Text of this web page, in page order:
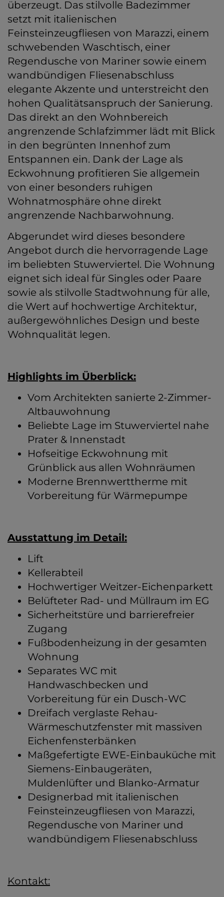
überzeugt. Das stilvolle Badezimmer
setzt mit italienischen
Feinsteinzeugfliesen von Marazzi, einem
schwebenden Waschtisch, einer
Regendusche von Mariner sowie einem
wandbündigen Fliesenabschluss
elegante Akzente und unterstreicht den
hohen Qualitätsanspruch der Sanierung.
Das direkt an den Wohnbereich
angrenzende Schlafzimmer lädt mit Blick
in den begrünten Innenhof zum
Entspannen ein. Dank der Lage als
Eckwohnung profitieren Sie allgemein
von einer besonders ruhigen
Wohnatmosphäre ohne direkt
angrenzende Nachbarwohnung.
Abgerundet wird dieses besondere
Angebot durch die hervorragende Lage
im beliebten Stuwerviertel. Die Wohnung
eignet sich ideal für Singles oder Paare
sowie als stilvolle Stadtwohnung für alle,
die Wert auf hochwertige Architektur,
außergewöhnliches Design und beste
Wohnqualität legen.
Highlights im Überblick:
Vom Architekten sanierte 2-Zimmer-
Altbauwohnung
Beliebte Lage im Stuwerviertel nahe
Prater & Innenstadt
Hofseitige Eckwohnung mit
Grünblick aus allen Wohnräumen
Moderne Brennwerttherme mit
Vorbereitung für Wärmepumpe
Ausstattung im Detail:
Lift
Kellerabteil
Hochwertiger Weitzer-Eichenparkett
Belüfteter Rad- und Müllraum im EG
Sicherheitstüre und barrierefreier
Zugang
Fußbodenheizung in der gesamten
Wohnung
Separates WC mit
Handwaschbecken und
Vorbereitung für ein Dusch-WC
Dreifach verglaste Rehau-
Wärmeschutzfenster mit massiven
Eichenfensterbänken
Maßgefertigte EWE-Einbauküche mit
Siemens-Einbaugeräten,
Muldenlüfter und Blanko-Armatur
Designerbad mit italienischen
Feinsteinzeugfliesen von Marazzi,
Regendusche von Mariner und
wandbündigem Fliesenabschluss
Kontakt: